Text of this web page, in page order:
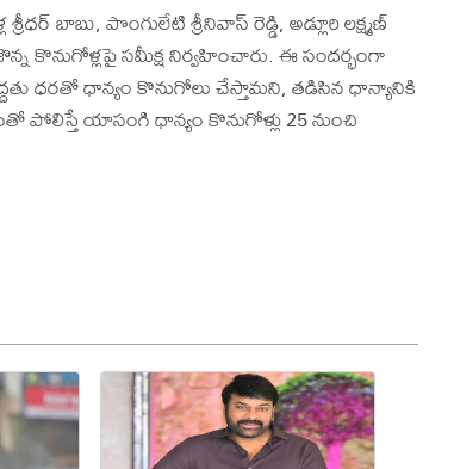
బాబు, పొంగులేటి శ్రీనివాస్ రెడ్డి, అడ్లూరి లక్ష్మణ్
కొనుగోళ్లపై సమీక్ష నిర్వహించారు. ఈ సందర్భంగా
ధరతో ధాన్యం కొనుగోలు చేస్తామని, తడిసిన ధాన్యానికి
పోలిస్తే యాసంగి ధాన్యం కొనుగోళ్లు 25 నుంచి